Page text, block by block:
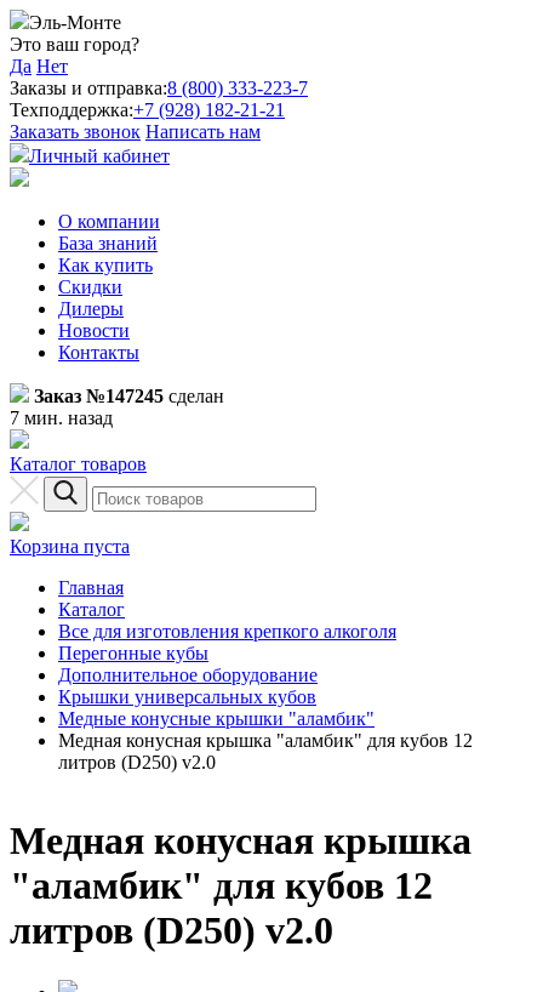
Эль-Монте
Это ваш город?
Да Нет
Заказы и отправка:8 (800) 333-223-7
Техподдержка:+7 (928) 182-21-21
Заказать звонок Написать нам
Личный кабинет
О компании
База знаний
Как купить
Скидки
Дилеры
Новости
Контакты
Заказ №147245 сделан
7 мин. назад
Каталог товаров
Корзина пуста
Главная
Каталог
Все для изготовления крепкого алкоголя
Перегонные кубы
Дополнительное оборудование
Крышки универсальных кубов
Медные конусные крышки "аламбик"
Медная конусная крышка "аламбик" для кубов 12
литров (D250) v2.0
Медная конусная крышка
"аламбик" для кубов 12
литров (D250) v2.0